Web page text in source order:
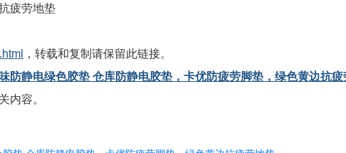
疲劳地垫
，转载和复制请保留此链接。
防静电绿色胶垫 仓库防静电胶垫，卡优防疲劳脚垫，绿色黄边抗疲
内容。